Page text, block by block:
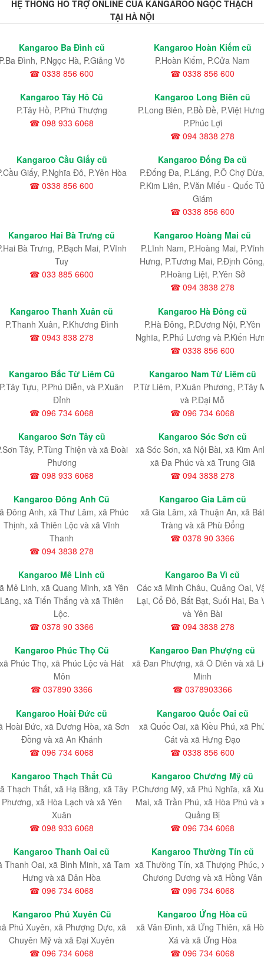
HỆ THỐNG HỖ TRỢ ONLINE CỦA KANGAROO NGỌC THẠCH
TẠI HÀ NỘI
Kangaroo Ba Đình cũ
Đình, P.Ngọc Hà, P.Giảng Võ
☎ 0338 856 600
Kangaroo Hoàn Kiếm cũ
P.Hoàn Kiếm, P.Cửa Nam
☎ 0338 856 600
Kangaroo Tây Hồ Cũ
P.Tây Hồ, P.Phú Thượng
☎ 098 933 6068
Kangaroo Long Biên cũ
P.Long Biên, P.Bồ Đề, P.Việt
P.Phúc Lợi
☎ 094 3838 278
Kangaroo Cầu Giấy cũ
Giấy, P.Nghĩa Đô, P.Yên Hòa
☎ 0338 856 600
Kangaroo Đống Đa cũ
P.Đống Đa, P.Láng, P.Ô Chợ
P.Kim Liên, P.Văn Miếu - Quốc
Giám
☎ 0338 856 600
Kangaroo Hai Bà Trưng cũ
Bà Trưng, P.Bạch Mai, P.Vĩnh
Tuy
☎ 033 885 6600
Kangaroo Hoàng Mai cũ
P.Lĩnh Nam, P.Hoàng Mai, P.Vĩnh
Hưng, P.Tương Mai, P.Định
P.Hoàng Liệt, P.Yên Sở
☎ 094 3838 278
Kangaroo Thanh Xuân cũ
P.Thanh Xuân, P.Khương Đình
☎ 0943 838 278
Kangaroo Hà Đông cũ
P.Hà Đông, P.Dương Nội, P.Yên
Nghĩa, P.Phú Lương và P.Kiến
☎ 0338 856 600
Kangaroo Bắc Từ Liêm Cũ
P.Tây Tựu, P.Phú Diễn, và P.Xuân
Đỉnh
☎ 096 734 6068
Kangaroo Nam Từ Liêm cũ
P.Từ Liêm, P.Xuân Phương, P.Tây
và P.Đại Mỗ
☎ 096 734 6068
Kangaroo Sơn Tây cũ
Tây, P.Tùng Thiện và xã Đoài
Phương
☎ 098 933 6068
Kangaroo Sóc Sơn cũ
xã Sóc Sơn, xã Nội Bài, xã Kim
xã Đa Phúc và xã Trung Giã
☎ 094 3838 278
Kangaroo Đông Anh Cũ
Đông Anh, xã Thư Lâm, xã Phúc
Thịnh, xã Thiên Lộc và xã Vĩnh
Thanh
☎ 094 3838 278
Kangaroo Gia Lâm cũ
xã Gia Lâm, xã Thuận An, xã Bát
Tràng và xã Phù Đổng
☎ 0378 90 3366
Kangaroo Mê Linh cũ
Mê Linh, xã Quang Minh, xã Yên
Lãng, xã Tiến Thắng và xã Thiên
Lộc.
☎ 0378 90 3366
Kangaroo Ba Vì cũ
Các xã Minh Châu, Quảng Oai,
Lại, Cổ Đô, Bất Bạt, Suối Hai, Ba
và Yên Bài
☎ 094 3838 278
Kangaroo Phúc Thọ Cũ
xã Phúc Thọ, xã Phúc Lộc và Hát
Môn
☎ 037890 3366
Kangaroo Đan Phượng cũ
xã Đan Phượng, xã Ô Diên và xã
Minh
☎ 0378903366
Kangaroo Hoài Đức cũ
Hoài Đức, xã Dương Hòa, xã Sơn
Đồng và xã An Khánh
☎ 096 734 6068
Kangaroo Quốc Oai cũ
xã Quốc Oai, xã Kiều Phú, xã
Cát và xã Hưng Đạo
☎ 0338 856 600
Kangaroo Thạch Thất Cũ
Thạch Thất, xã Hạ Bằng, xã Tây
Phương, xã Hòa Lạch và xã Yên
Xuân
☎ 098 933 6068
Kangaroo Chương Mỹ cũ
P.Chương Mỹ, xã Phú Nghĩa, xã
Mai, xã Trần Phú, xã Hòa Phú và
Quảng Bị
☎ 096 734 6068
Kangaroo Thanh Oai cũ
Thanh Oai, xã Bình Minh, xã Tam
Hưng và xã Dân Hòa
☎ 096 734 6068
Kangaroo Thường Tín cũ
xã Thường Tín, xã Thượng Phúc,
Chương Dương và xã Hồng Vân
☎ 096 734 6068
Kangaroo Phú Xuyên Cũ
Phú Xuyên, xã Phượng Dực, xã
Chuyên Mỹ và xã Đại Xuyên
☎ 096 734 6068
Kangaroo Ứng Hòa cũ
xã Vân Đình, xã Ứng Thiên, xã
Xá và xã Ứng Hòa
☎ 096 734 6068